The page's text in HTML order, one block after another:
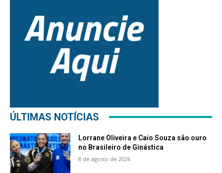
ÚLTIMAS NOTÍCIAS
Lorrane Oliveira e Caio Souza são ouro
no Brasileiro de Ginástica
8 de agosto de 2026